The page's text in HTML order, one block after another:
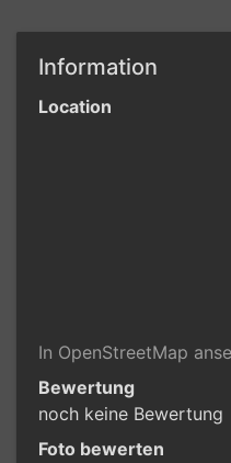
Information
Location
In OpenStreetMap
Bewertung
noch keine Bewertung
Foto bewerten